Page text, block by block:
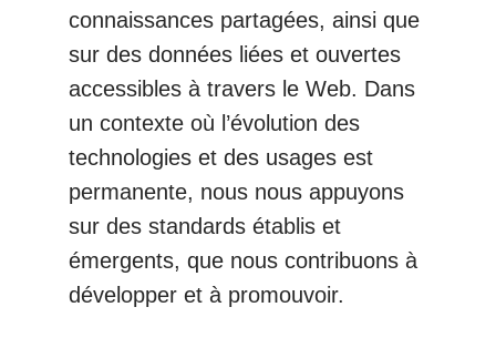
connaissances partagées, ainsi que
sur des données liées et ouvertes
accessibles à travers le Web. Dans
un contexte où l’évolution des
technologies et des usages est
permanente, nous nous appuyons
sur des standards établis et
émergents, que nous contribuons à
développer et à promouvoir.